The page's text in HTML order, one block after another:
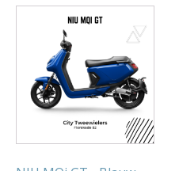
meerdere
variaties.
Deze